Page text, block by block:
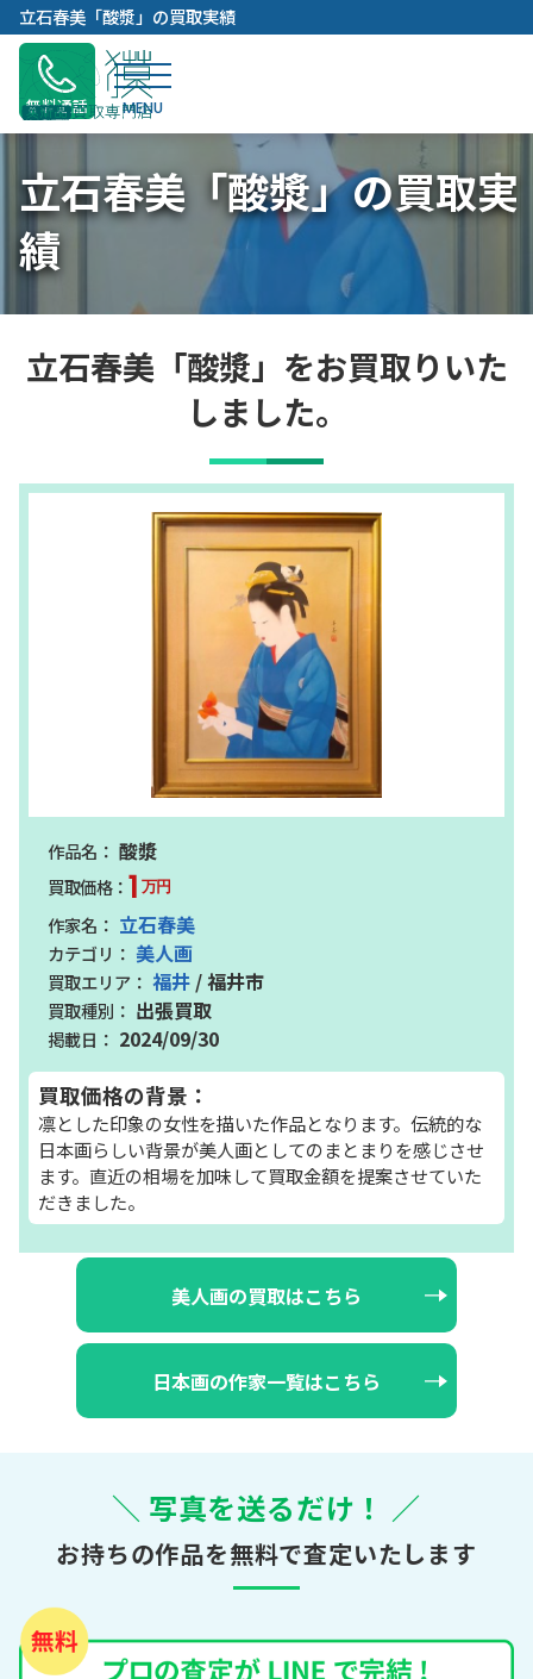
容
キ
プ
立石春美「酸漿」の買取実績
無料通話
立石春美「酸漿」の買取実
績
立石春美「酸漿」をお買取りいた
しました。
酸漿
1 万円
立石春美
美人画
福井 / 福井市
出張買取
2024/09/30
買取価格の背景：
凛とした印象の女性を描いた作品となります。伝統的な
日本画らしい背景が美人画としてのまとまりを感じさせ
ます。直近の相場を加味して買取金額を提案させていた
だきました。
美人画の買取はこちら
日本画の作家一覧はこちら
＼ 写真を送るだけ！ ／
お持ちの作品を無料で査定いたします